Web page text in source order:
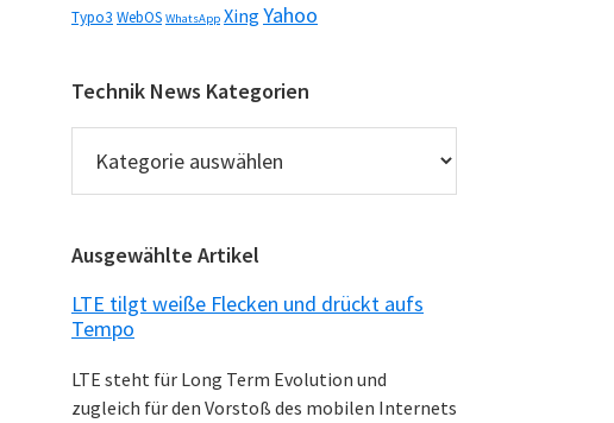
Typo3 WebOS WhatsApp XingYahoo
Technik News Kategorien
News
Kategorien
Ausgewählte Artikel
LTE tilgt weiße Flecken und drückt aufs
Tempo
LTE steht für Long Term Evolution und
zugleich für den Vorstoß des mobilen Internets